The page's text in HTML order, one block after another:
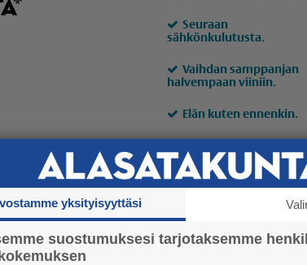
Seuraan
sähkönkulutusta.
Vaihdan samppanjan
halvempaan viiniin.
Elän kuten ennenkin.
TURINAT
yksityisyyttäsi
suostumuksesi tarjotaksemme